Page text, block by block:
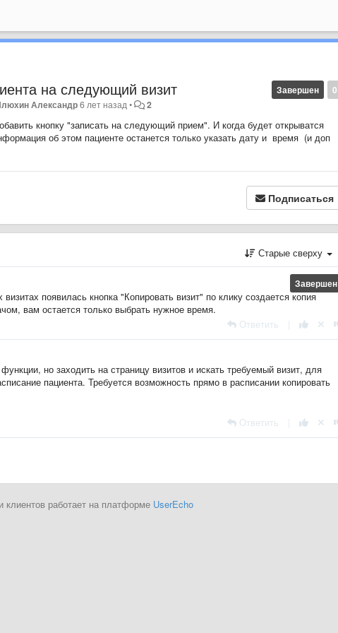
0
Завершен
на следующий визит
Александр6 лет назад• 2
кнопку "записать на следующий прием". И когда будет открыватся
об этом пациенте останется только указать дату и время (и доп
Подписаться
Старые сверху
Завершен
появилась кнопка "Копировать визит" по клику создается копия
вам остается только выбрать нужное время.
Ответить
но заходить на страницу визитов и искать требуемый визит, для
пациента. Требуется возможность прямо в расписании копировать
Ответить
клиентов работает на платформе UserEcho